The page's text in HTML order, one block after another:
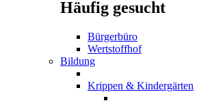
Häufig gesucht
Bürgerbüro
Wertstoffhof
Bildung
Krippen & Kindergärten